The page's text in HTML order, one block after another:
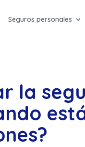
Seguros personales
la